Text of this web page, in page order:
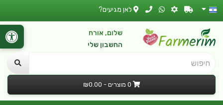
לאן מגיעים?
שלום, אורח
החשבון שלי
חיפוש
0 מוצרים - ₪0.00